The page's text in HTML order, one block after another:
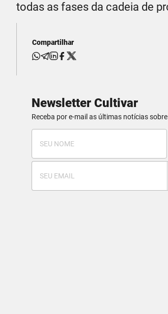
todas as fases da cadeia de
Compartilhar
Newsletter Cultivar
Receba por e-mail as últimas notícias